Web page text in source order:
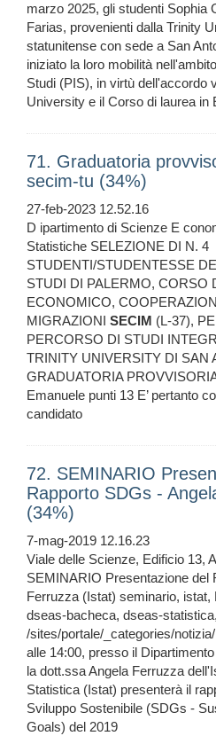
marzo 2025, gli studenti Sophia
Farias, provenienti dalla Trinity
statunitense con sede a San
iniziato la loro mobilità
Studi (PIS), in virtù dell'accordo
University e il Corso di laurea in
71. Graduatoria
secim-tu (34%)
27-feb-2023 12.52.16
D ipartimento di Scienze E
Statistiche SELEZIONE DI N. 4
STUDENTI/STUDENTESSE
STUDI DI PALERMO, CORSO
ECONOMICO,
MIGRAZIONI SECIM (L-37),
PERCORSO DI STUDI
TRINITY UNIVERSITY DI SAN
GRADUATORIA
Emanuele punti 13 E’ pertanto
candidato
72. SEMINARIO
Rapporto SDGs -
(34%)
7-mag-2019 12.16.23
Viale delle Scienze, Edificio 13,
SEMINARIO Presentazione del
Ferruzza (Istat) seminario, istat,
dseas-bacheca, dseas-statistica,
/sites/portale/_categories/
alle 14:00, presso il
la dott.ssa Angela Ferruzza
Statistica (Istat) presenterà il
Sviluppo Sostenibile (SDGs -
Goals) del 2019